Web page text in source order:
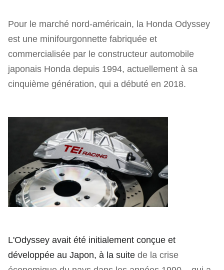
Pour le marché nord-américain, la Honda Odyssey
est une minifourgonnette fabriquée et
commercialisée par le constructeur automobile
japonais Honda depuis 1994, actuellement à sa
cinquième génération, qui a débuté en 2018.
L'Odyssey avait été initialement conçue et
développée au Japon, à la suite de la crise